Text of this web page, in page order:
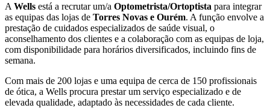
A Wells está a recrutar um/a Optometrista/Ortoptista para integrar
as equipas das lojas de Torres Novas e Ourém. A função envolve a
prestação de cuidados especializados de saúde visual, o
aconselhamento dos clientes e a colaboração com as equipas de loja,
com disponibilidade para horários diversificados, incluindo fins de
semana.
Com mais de 200 lojas e uma equipa de cerca de 150 profissionais
de ótica, a Wells procura prestar um serviço especializado e de
elevada qualidade, adaptado às necessidades de cada cliente.